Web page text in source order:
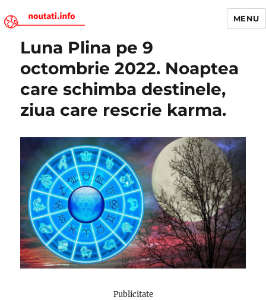
Noutati.Info
MENU
Luna Plina pe 9
octombrie 2022. Noaptea
care schimba destinele,
ziua care rescrie karma.
Publicitate